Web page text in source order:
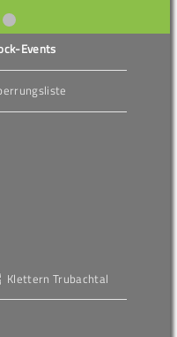
Events
Klettern Trubachtal